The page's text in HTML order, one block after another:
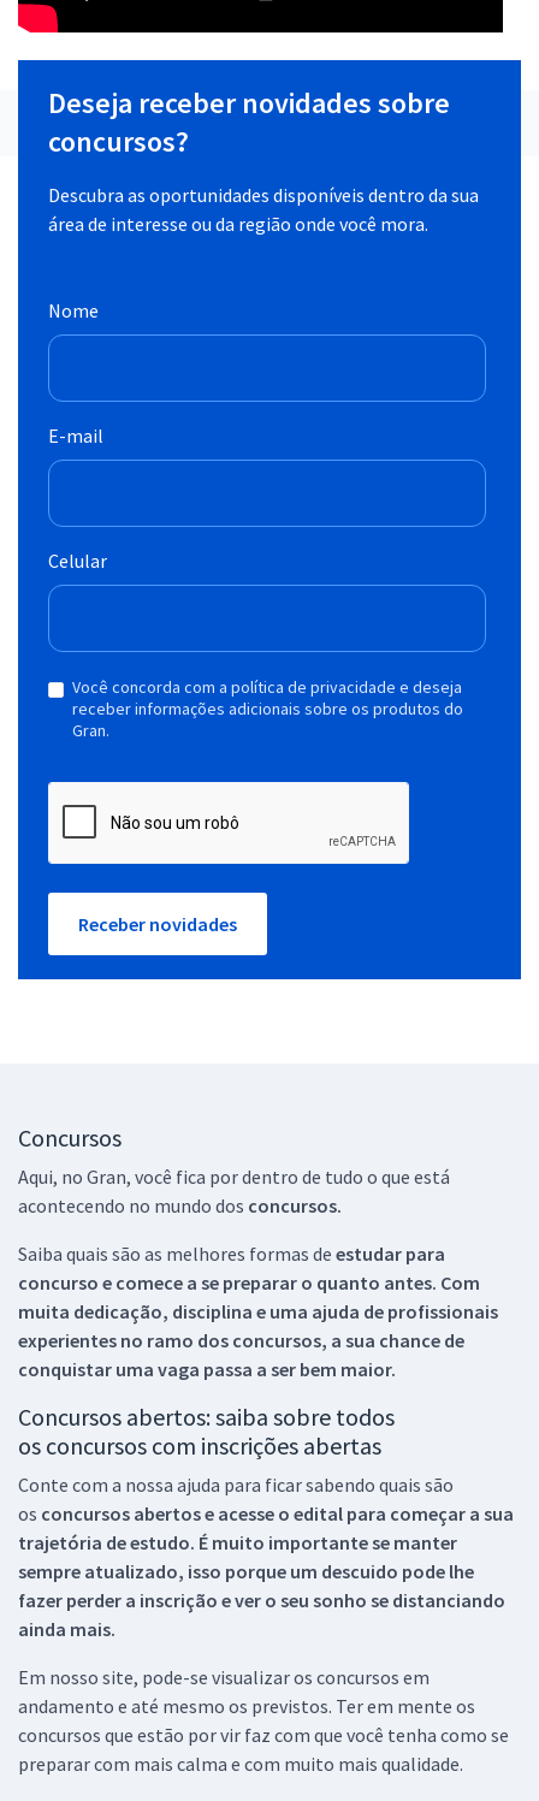
Deseja receber novidades sobre
concursos?
Descubra as oportunidades disponíveis dentro da sua
área de interesse ou da região onde você mora.
Nome
E-mail
Celular
Você concorda com a política de privacidade e deseja
receber informações adicionais sobre os produtos do
Gran.
Receber novidades
Concursos
Aqui, no Gran, você fica por dentro de tudo o que está
acontecendo no mundo dos concursos.
Saiba quais são as melhores formas de estudar para
concurso e comece a se preparar o quanto antes. Com
muita dedicação, disciplina e uma ajuda de profissionais
experientes no ramo dos concursos, a sua chance de
conquistar uma vaga passa a ser bem maior.
Concursos abertos: saiba sobre todos
os concursos com inscrições abertas
Conte com a nossa ajuda para ficar sabendo quais são
os concursos abertos e acesse o edital para começar a sua
trajetória de estudo. É muito importante se manter
sempre atualizado, isso porque um descuido pode lhe
fazer perder a inscrição e ver o seu sonho se distanciando
ainda mais.
Em nosso site, pode-se visualizar os concursos em
andamento e até mesmo os previstos. Ter em mente os
concursos que estão por vir faz com que você tenha como se
preparar com mais calma e com muito mais qualidade.